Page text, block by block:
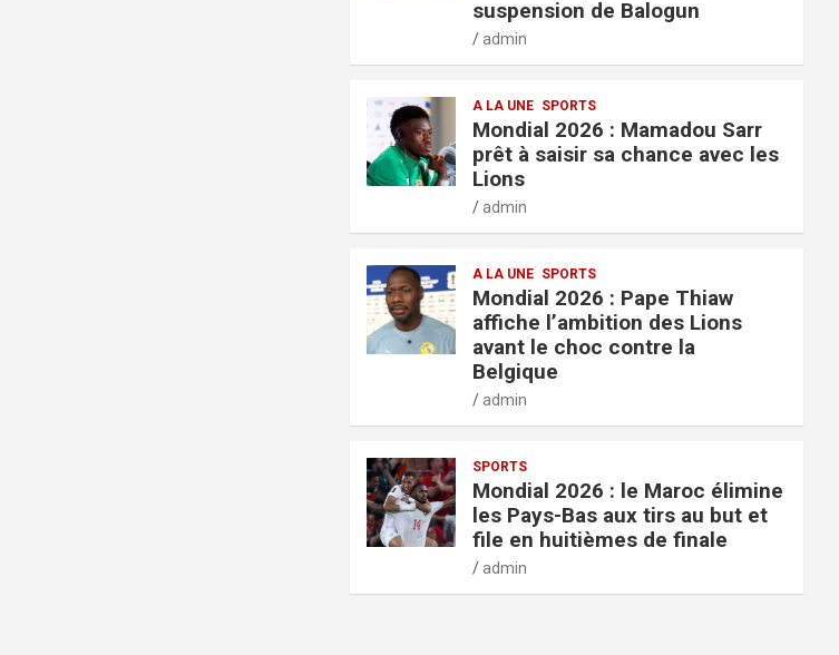
suspension de Balogun
admin
A LA UNE SPORTS
Mondial 2026 : Mamadou Sarr
prêt à saisir sa chance avec les
Lions
admin
A LA UNE SPORTS
Mondial 2026 : Pape Thiaw
affiche l’ambition des Lions
avant le choc contre la
Belgique
admin
SPORTS
Mondial 2026 : le Maroc élimine
les Pays-Bas aux tirs au but et
file en huitièmes de finale
admin